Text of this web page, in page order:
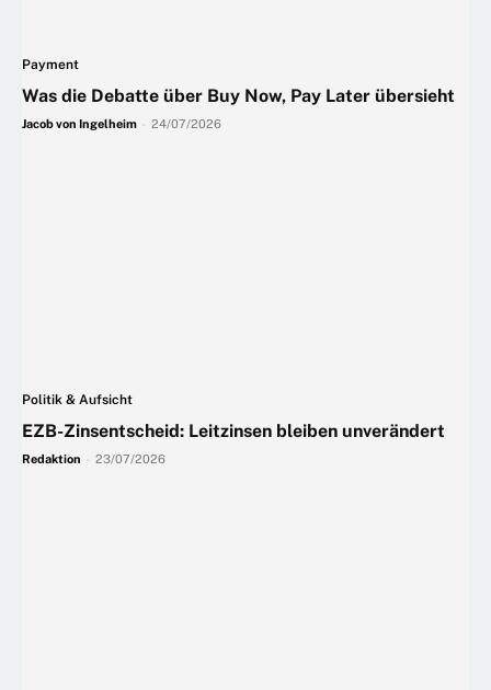
Payment
Was die Debatte über Buy Now, Pay Later übersieht
Jacob von Ingelheim 24/07/2026
Politik & Aufsicht
EZB-Zinsentscheid: Leitzinsen bleiben unverändert
Redaktion 23/07/2026